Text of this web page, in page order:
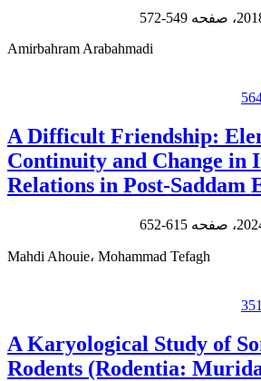
549-572
Amirbahram Arabahmadi
A Difficult Friendship:
Continuity and Change in
Relations in Post-Saddam
615-652
Mahdi Ahouie، Mohammad Tefagh
A Karyological Study of
Rodents (Rodentia: